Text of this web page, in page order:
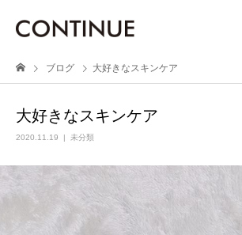
ブログ 大好きなスキンケア
大好きなスキンケア
2020.11.19 未分類